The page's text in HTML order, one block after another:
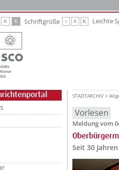
K K Schriftgröße K K K Leichte
STADTARCHIV
Vorlesen
Meldung vom
Seit 30